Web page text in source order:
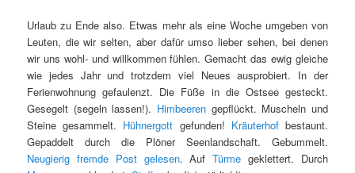
Urlaub zu Ende also. Etwas mehr als eine Woche umgeben von
Leuten, die wir selten, aber dafür umso lieber sehen, bei denen
wir uns wohl- und willkommen fühlen. Gemacht das ewig gleiche
wie jedes Jahr und trotzdem viel Neues ausprobiert. In der
Ferienwohnung gefaulenzt. Die Füße in die Ostsee gesteckt.
Gesegelt (segeln lassen!). Himbeeren gepflückt. Muscheln und
Steine gesammelt. Hühnergott gefunden! Kräuterhofbestaunt.
Gepaddelt durch die Plöner Seenlandschaft. Gebummelt.
Neugierig fremde Post gelesen. AufTürme geklettert. Durch